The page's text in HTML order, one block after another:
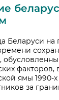
Беларуси на
факторов,
ямы 1990-х
за